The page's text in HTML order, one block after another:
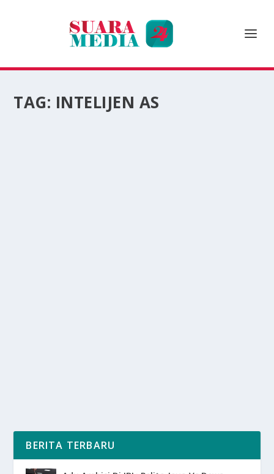
TAG: INTELIJEN AS
BERITA TERBARU